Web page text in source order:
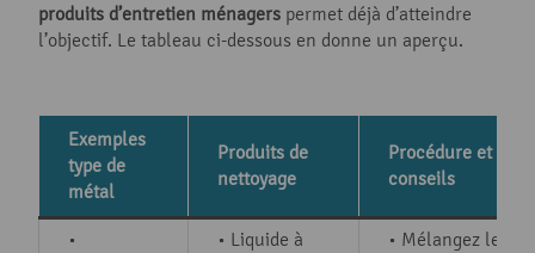
produits d’entretien ménagers permet déjà d’atteindre
l’objectif. Le tableau ci-dessous en donne un aperçu.
Exemples
type de
métal
Produits de
nettoyage
Procédure et
conseils
•
• Liquide à
• Mélangez le